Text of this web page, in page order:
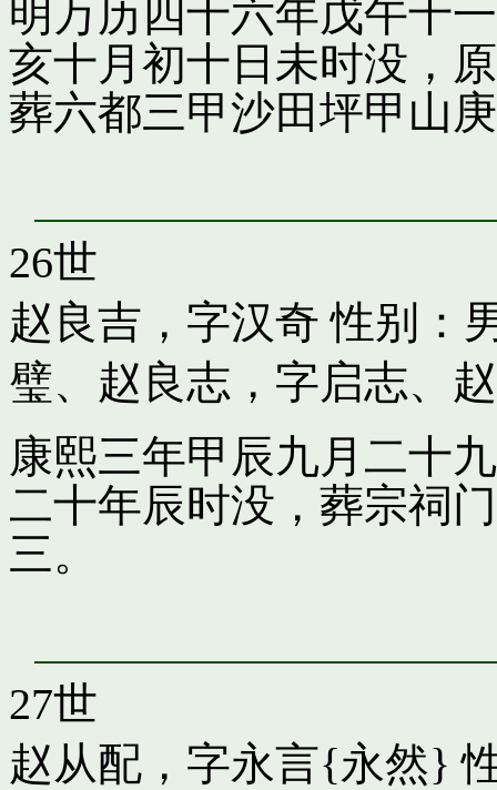
明万历四十六年戊午十
亥十月初十日未时没，
葬六都三甲沙田坪甲山
26世
赵良吉，字汉奇 性别：
璧、 赵良志，字启志、
康熙三年甲辰九月二十
二十年辰时没，葬宗祠
三。
27世
赵从配，字永言{永然}